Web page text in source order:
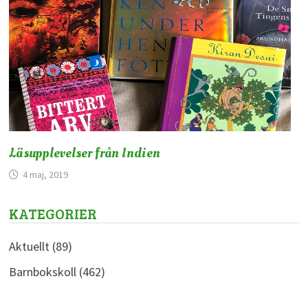
Läsupplevelser från Indien
4 maj, 2019
KATEGORIER
Aktuellt(89)
Barnbokskoll(462)